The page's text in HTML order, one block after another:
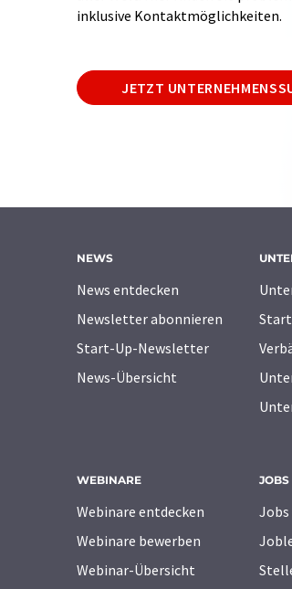
inklusive Kontaktmöglichkeiten.
JETZT
NEWS
News entdecken
Newsletter abonnieren
Start-Up-Newsletter
News-Übersicht
WEBINARE
Webinare entdecken
Webinare bewerben
Webinar-Übersicht
JOBS